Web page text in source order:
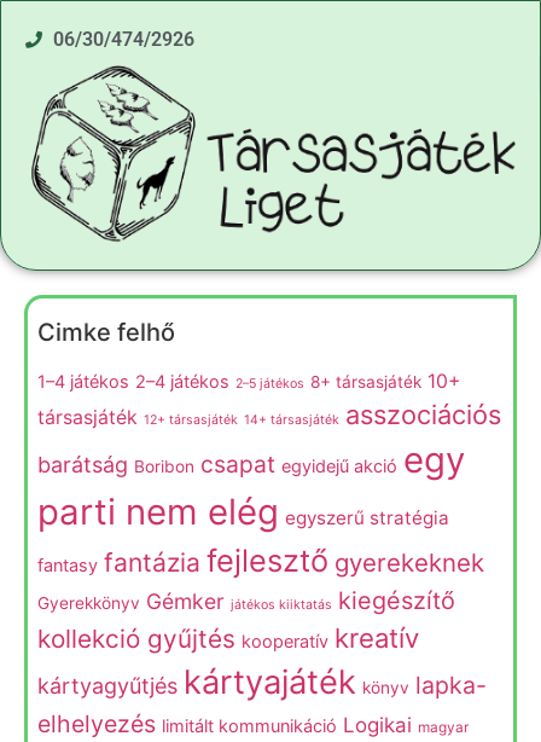
06/30/474/2926
Cimke felhő
1–4 játékos 2–4 játékos 2–5 játékos 8+ társasjáték 10+
társasjáték 12+ társasjáték 14+ társasjáték asszociációs
barátság Boribon csapat egyidejű akció egy
parti nem elég egyszerű stratégia
fantasy fantázia fejlesztő gyerekeknek
Gyerekkönyv Gémker játékos kiiktatás kiegészítő
kollekció gyűjtés kooperatív kreatív
kártyagyűtjés kártyajáték könyv lapka-
elhelyezés limitált kommunikáció Logikai magyar